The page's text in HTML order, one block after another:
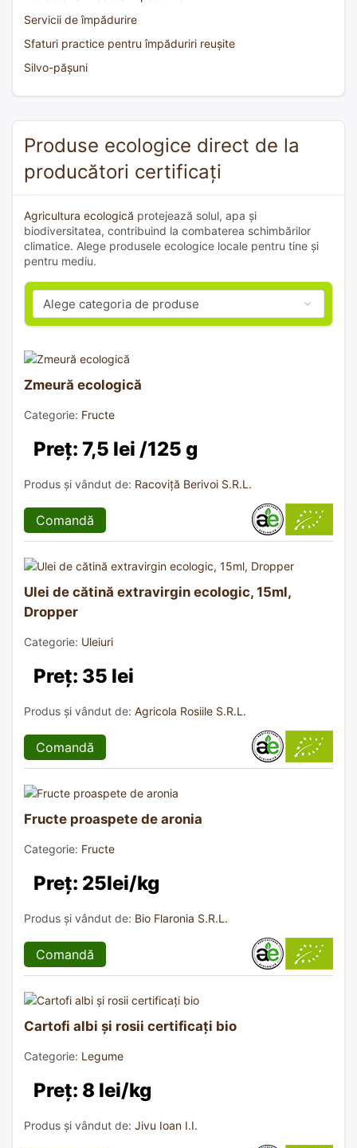
Servicii de împădurire
Sfaturi practice pentru împăduriri reușite
Silvo-pășuni
Produse ecologice direct de la
producători certificați
Agricultura ecologică protejează solul, apa și
biodiversitatea, contribuind la combaterea schimbărilor
climatice. Alege produsele ecologice locale pentru tine și
pentru mediu.
Zmeură ecologică
Categorie: Fructe
Preț: 7,5 lei /125 g
Produs și vândut de: Racoviță Berivoi S.R.L.
Comandă
Ulei de cătină extravirgin ecologic, 15ml,
Dropper
Categorie: Uleiuri
Preț: 35 lei
Produs și vândut de: Agricola Rosiile S.R.L.
Comandă
Fructe proaspete de aronia
Categorie: Fructe
Preț: 25lei/kg
Produs și vândut de: Bio Flaronia S.R.L.
Comandă
Cartofi albi și rosii certificați bio
Categorie: Legume
Preț: 8 lei/kg
Produs și vândut de: Jivu Ioan I.I.